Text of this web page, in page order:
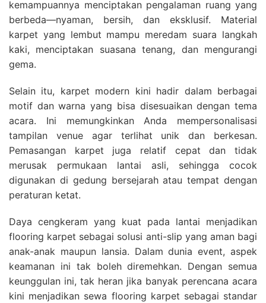
kemampuannya menciptakan pengalaman ruang yang
berbeda—nyaman, bersih, dan eksklusif. Material
karpet yang lembut mampu meredam suara langkah
kaki, menciptakan suasana tenang, dan mengurangi
gema.
Selain itu, karpet modern kini hadir dalam berbagai
motif dan warna yang bisa disesuaikan dengan tema
acara. Ini memungkinkan Anda mempersonalisasi
tampilan venue agar terlihat unik dan berkesan.
Pemasangan karpet juga relatif cepat dan tidak
merusak permukaan lantai asli, sehingga cocok
digunakan di gedung bersejarah atau tempat dengan
peraturan ketat.
Daya cengkeram yang kuat pada lantai menjadikan
flooring karpet sebagai solusi anti-slip yang aman bagi
anak-anak maupun lansia. Dalam dunia event, aspek
keamanan ini tak boleh diremehkan. Dengan semua
keunggulan ini, tak heran jika banyak perencana acara
kini menjadikan sewa flooring karpet sebagai standar